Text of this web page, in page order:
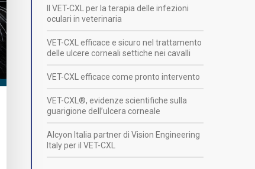
Il VET-CXL per la terapia delle infezioni
oculari in veterinaria
VET-CXL efficace e sicuro nel trattamento
delle ulcere corneali settiche nei cavalli
VET-CXL efficace come pronto intervento
VET-CXL®, evidenze scientifiche sulla
guarigione dell’ulcera corneale
Alcyon Italia partner di Vision Engineering
Italy per il VET-CXL